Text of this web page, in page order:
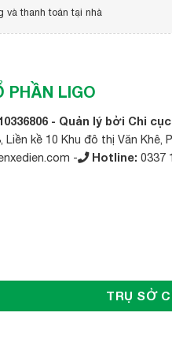
kiếm lốp vỏ xe rùa, xe ba
của Công ty Cổ phần Ligo
và thanh toán tại nhà
PHẦN LIGO
- Quản lý bởi Chi
Liền kề 10 Khu đô thị Văn
- Hotline: 0337
TRỤ SỞ